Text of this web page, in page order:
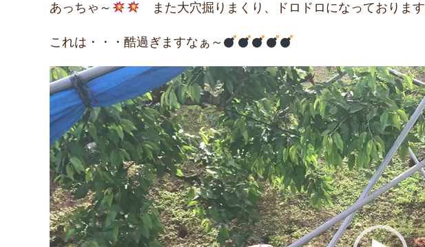
あっちゃ～ また大穴掘りまくり、ドロドロになっております
これは・・・酷過ぎますなぁ～
動
画
プ
レ
ー
ヤ
ー